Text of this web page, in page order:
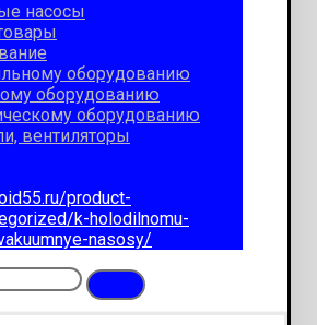
насосы
оборудованию
оборудованию
оборудованию
вентиляторы
product-
k-holodilnomu-
nasosy/